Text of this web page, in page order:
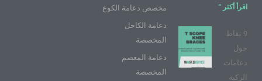
اقرأ أكثر "
9 نقاط
حول
دعامات
الركبة
مخصص دعامة الكوع
دعامة الكاحل
المخصصة
دعامة المعصم
المخصصة